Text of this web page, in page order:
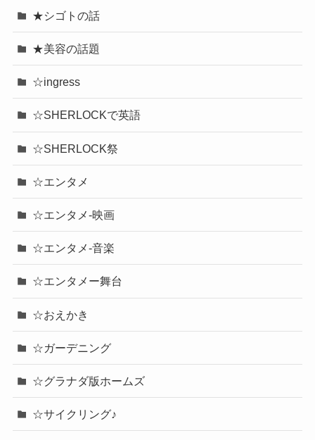
★シゴトの話
★美容の話題
☆ingress
☆SHERLOCKで英語
☆SHERLOCK祭
☆エンタメ
☆エンタメ-映画
☆エンタメ-音楽
☆エンタメー舞台
☆おえかき
☆ガーデニング
☆グラナダ版ホームズ
☆サイクリング♪